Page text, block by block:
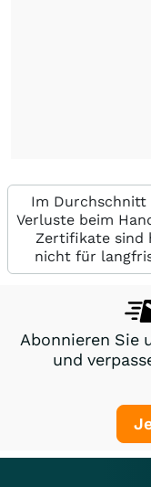
Im Durchschnitt
Verluste beim
Zertifikate sind
nicht für
Abonnieren Sie
und